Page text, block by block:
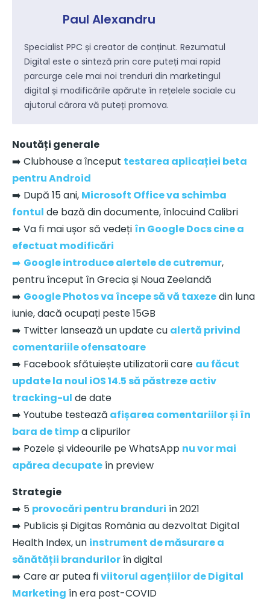
Paul Alexandru
Specialist PPC și creator de conținut. Rezumatul
Digital este o sinteză prin care puteți mai rapid
parcurge cele mai noi trenduri din marketingul
digital și modificările apărute în rețelele sociale cu
ajutorul cărora vă puteți promova.
Noutăți generale
➡️ Clubhouse a început testarea aplicației beta
pentru Android
➡️ După 15 ani, Microsoft Office va schimba
fontul de bază din documente, înlocuind Calibri
➡️ Va fi mai ușor să vedeți în Google Docs cine a
efectuat modificări
➡️ Google introduce alertele de cutremur,
pentru început în Grecia și Noua Zeelandă
➡️ Google Photos va începe să vă taxezedin luna
iunie, dacă ocupați peste 15GB
➡️ Twitter lansează un update cu alertă privind
comentariile ofensatoare
➡️ Facebook sfătuiește utilizatorii care au făcut
update la noul iOS 14.5 să păstreze activ
tracking-ul de date
➡️ Youtube testează afișarea comentariilor și în
bara de timpa clipurilor
➡️ Pozele și videourile pe WhatsApp nu vor mai
apărea decupateîn preview
Strategie
➡️ 5 provocări pentru branduri în 2021
➡️ Publicis și Digitas România au dezvoltat Digital
Health Index, un instrument de măsurare a
sănătății brandurilorîn digital
➡️ Care ar putea fiviitorul agențiilor de Digital
Marketing în era post-COVID